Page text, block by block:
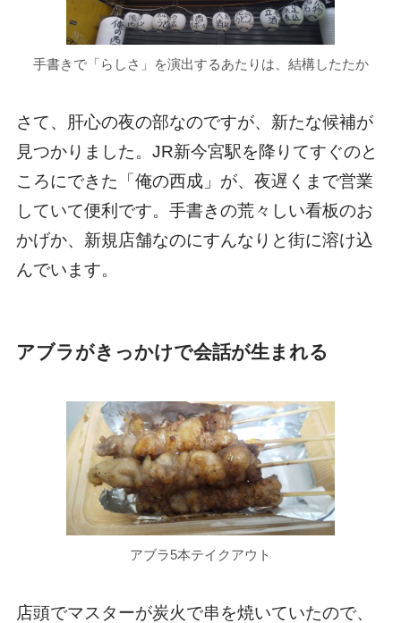
手書きで「らしさ」を演出するあたりは、結構したたか
さて、肝心の夜の部なのですが、新たな候補が
見つかりました。JR新今宮駅を降りてすぐのと
ころにできた「俺の西成」が、夜遅くまで営業
していて便利です。手書きの荒々しい看板のお
かげか、新規店舗なのにすんなりと街に溶け込
んでいます。
アブラがきっかけで会話が生まれる
アブラ5本テイクアウト
店頭でマスターが炭火で串を焼いていたので、